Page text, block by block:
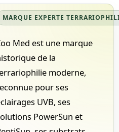
MARQUE EXPERTE
Med est une marque
de la
moderne,
pour ses
UVB, ses
PowerSun et